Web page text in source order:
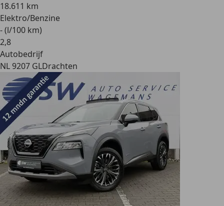
18.611 km
Elektro/Benzine
- (l/100 km)
2,8
Autobedrijf
NL 9207 GLDrachten